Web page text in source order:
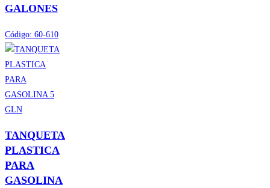
GALONES
Código: 60-610
TANQUETA
PLASTICA
PARA
GASOLINA